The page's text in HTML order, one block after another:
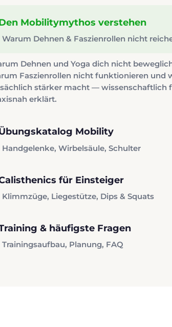
Mobilitymythos verstehen
Warum Dehnen & Faszienrollen nicht
Dehnen und Yoga dich nicht
Faszienrollen nicht funktionieren und
stärker macht — wissenschaftlich
erklärt.
Mobility
Handgelenke, Wirbelsäule, Schulter
für Einsteiger
Klimmzüge, Liegestütze, Dips & Squats
& häufigste Fragen
Trainingsaufbau, Planung, FAQ